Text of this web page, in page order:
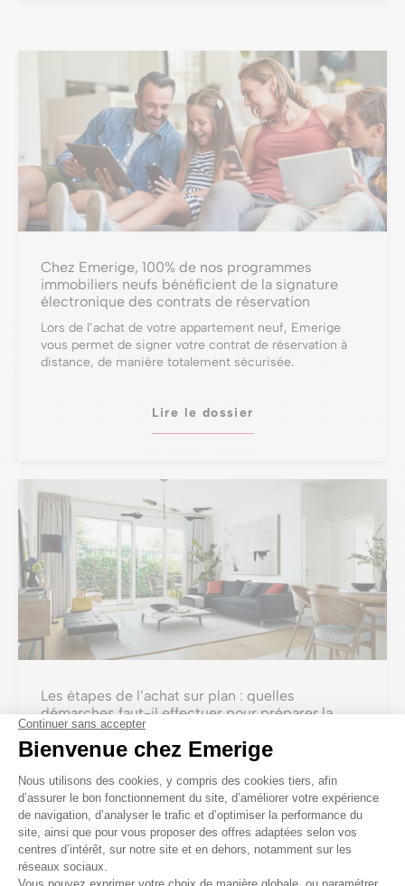
Chez Emerige, 100% de nos programmes
immobiliers neufs bénéficient de la signature
électronique des contrats de réservation
Lors de l’achat de votre appartement neuf, Emerige
vous permet de signer votre contrat de réservation à
distance, de manière totalement sécurisée.
Lire le dossier
Les étapes de l’achat sur plan : quelles
démarches faut-il effectuer pour préparer la
livraison de votre bien immobilier neuf ?
La construction de votre programme immobilier en
VEFA touche à sa fin. Découvrez quelles sont les
démarches à entreprendre pour préparer la livraison de
votre bien.
Lire le dossier